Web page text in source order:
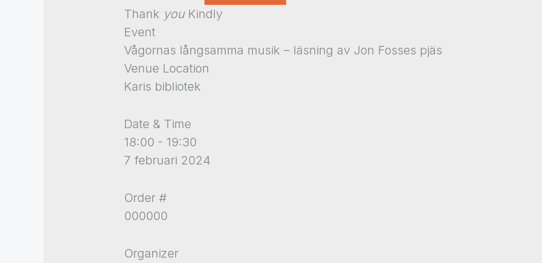
Thank youKindly
Event
Vågornas långsamma musik – läsning av Jon Fosses pjäs
Venue Location
Karis bibliotek
Date & Time
18:00 - 19:30
7 februari 2024
Order #
000000
Organizer